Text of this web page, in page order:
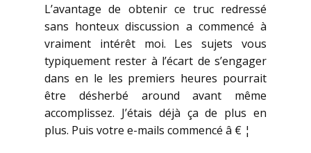
L’avantage de obtenir ce truc redressé
sans honteux discussion a commencé à
vraiment intérêt moi. Les sujets vous
typiquement rester à l’écart de s’engager
dans en le les premiers heures pourrait
être désherbé around avant même
accomplissez. J’étais déjà ça de plus en
plus. Puis votre e-mails commencé â € ¦